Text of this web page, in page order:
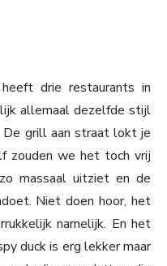
drie restaurants in
allemaal dezelfde stijl
De grill aan straat lokt je
zouden we het toch vrij
massaal uitziet en de
Niet doen hoor, het
namelijk. En het
duck is erg lekker maar